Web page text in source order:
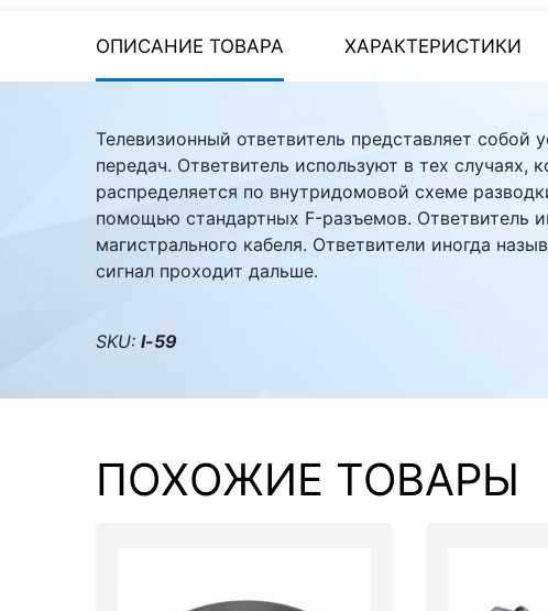
Системы охлаждения
Видеоконференцсвязь
Digital Signage
Видеонаблюдение
Компьютеры Fujitsu
Комплектующие ПК
ОПИСАНИЕ ТОВАРА ХАРАКТЕРИСТИКИ
Телевизионный ответвитель представляет собой
передач. Ответвитель используют в тех случаях,
распределяется по внутридомовой схеме
помощью стандартных F-разъемов. Ответвитель
магистрального кабеля. Ответвители иногда
сигнал проходит дальше.
SKU: l-59
ПОХОЖИЕ ТОВАРЫ